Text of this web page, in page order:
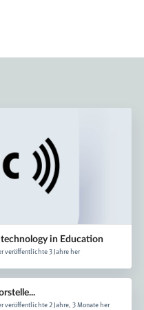
in Education
veröffentlichte 3 Jahre her
veröffentlichte 2 Jahre, 3 Monate her